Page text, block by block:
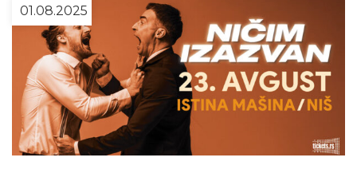
01.08.2025